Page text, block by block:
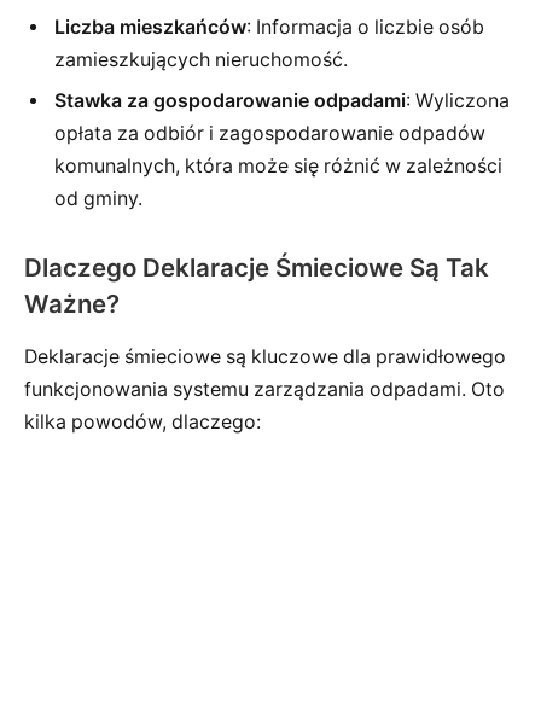
Liczba mieszkańców: Informacja o liczbie osób
zamieszkujących nieruchomość.
Stawka za gospodarowanie odpadami: Wyliczona
opłata za odbiór i zagospodarowanie odpadów
komunalnych, która może się różnić w zależności
od gminy.
Dlaczego Deklaracje Śmieciowe Są Tak
Ważne?
Deklaracje śmieciowe są kluczowe dla prawidłowego
funkcjonowania systemu zarządzania odpadami. Oto
kilka powodów, dlaczego: